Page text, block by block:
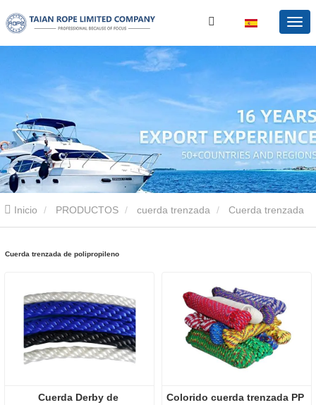
Inicio PRODUCTOS cuerda trenzada
Cuerda trenzada de polipropileno
Cuerda Derby de
Colorido cuerda trenzada PP